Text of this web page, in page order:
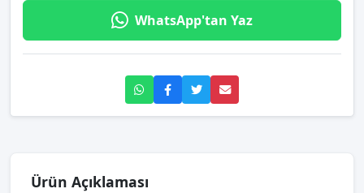
WhatsApp'tan Yaz
Ürün Açıklaması